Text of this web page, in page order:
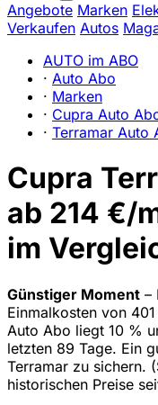
Angebote Marken
Verkaufen Autos
AUTO im ABO
· Auto Abo
· Marken
· Cupra Auto
· Terramar Auto
Cupra
ab 214 €/
im
Günstiger Moment –
Einmalkosten von
Auto Abo liegt 10 %
letzten 89 Tage. Ein
Terramar zu sichern.
historischen Preise